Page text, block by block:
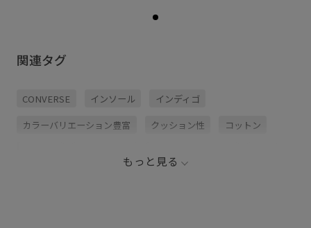
関連タグ
CONVERSE インソール インディゴ
カラーバリエーション豊富 クッション性 コットン
もっと見る